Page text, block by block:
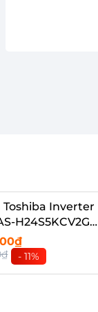
Toshiba Inverter
H24S5KCV2G-
- 11%